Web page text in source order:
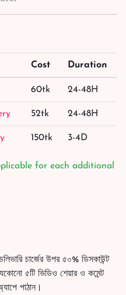
Cost Duration
60tk 24-48H
52tk 24-48H
150tk 3-4D
for each additional
চার্জের উপর ৫০% ডিসকাউন্ট
৫টি ভিডিও শেয়ার ও কমেন্ট
পাঠান।